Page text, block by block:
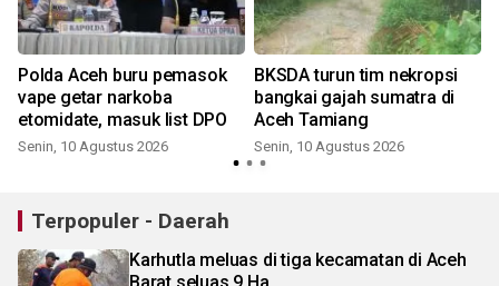
Polda Aceh buru pemasok
vape getar narkoba
etomidate, masuk list DPO
Senin, 10 Agustus 2026
BKSDA turun tim nekropsi
bangkai gajah sumatra di
Aceh Tamiang
Senin, 10 Agustus 2026
Terpopuler - Daerah
Karhutla meluas di tiga kecamatan di Aceh
Barat seluas 9 Ha